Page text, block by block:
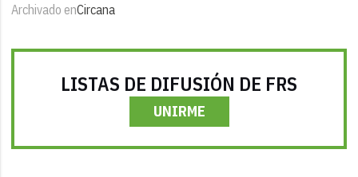
Archivado enCircana
LISTAS DE DIFUSIÓN DE FRS
UNIRME